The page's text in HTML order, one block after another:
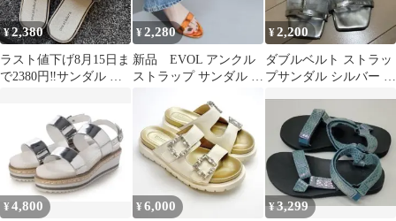
¥2,380
ラスト値下げ8月15日ま
で2380円‼️サンダル キ
¥2,280
新品 EVOL アンクル
ストラップ サンダル メ
24.5㎝
¥2,200
ダブルベルト ストラッ
プサンダル シルバー ク
¥4,800 ¥6,000 ¥3,299